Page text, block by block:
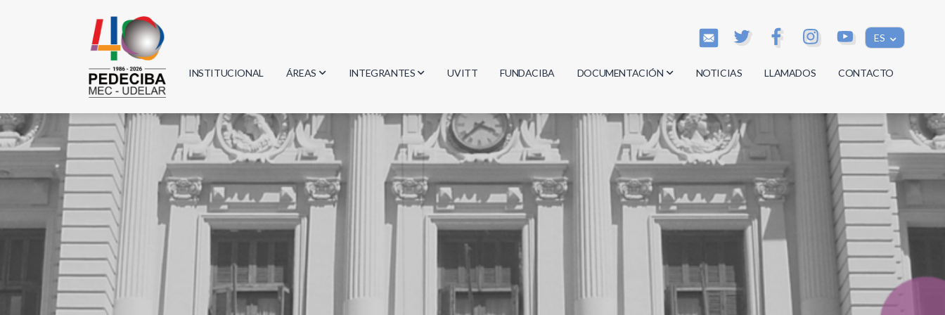
ES
INSTITUCIONAL ÁREAS
Biología
Física
Geociencias
Informática
Matemática
INTEGRANTES
Investigadores
Estudiantes
Egresados
UVITT FUNDACIBA DOCUMENTACIÓN
Actas
Reglamentos
Documentos
NOTICIAS LLAMADOS CONTACTO